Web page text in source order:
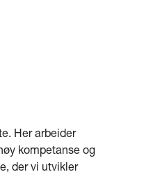
Her arbeider
kompetanse og
der vi utvikler